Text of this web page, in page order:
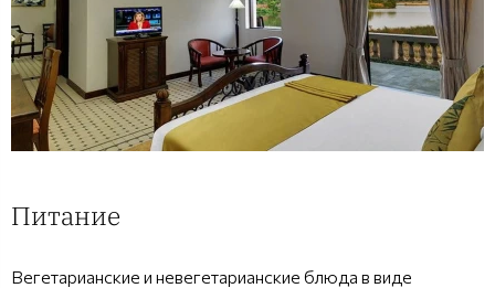
Питание
Вегетарианские и невегетарианские блюда в виде